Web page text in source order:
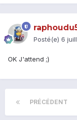
Posté(e) 6
OK J'attend ;)
PRÉCÉDENT